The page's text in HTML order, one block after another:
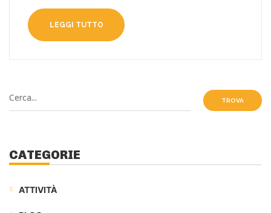
LEGGI TUTTO
TROVA
CATEGORIE
ATTIVITÀ